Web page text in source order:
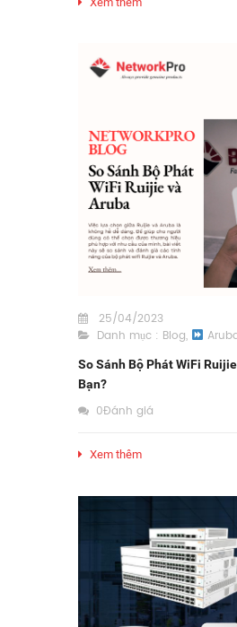
25/04/2023
Danh mục : Blog,
So Sánh Bộ Phát WiFi
Bạn?
0Đánh giá
Xem thêm